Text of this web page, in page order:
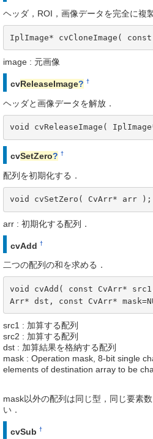
ヘッダ，ROI，画像データを完全に複
IplImage* cvCloneImage(
image : 元画像
cvReleaseImage? †
ヘッダと画像データを解放．
void cvReleaseImage(
cvSetZero? †
配列を初期化する．
void cvSetZero( CvArr* arr );
arr : 初期化する配列．
cvAdd †
二つの配列の和を求める．
void cvAdd( const CvArr*
Arr* dst, const CvArr*
src1 : 加算する配列
src2 : 加算する配列
dst : 加算結果を格納する配列
mask : Operation mask, 8-bit single
elements of destination array to be
mask以外の配列は同じ型，同じ要素
い．
cvSub †